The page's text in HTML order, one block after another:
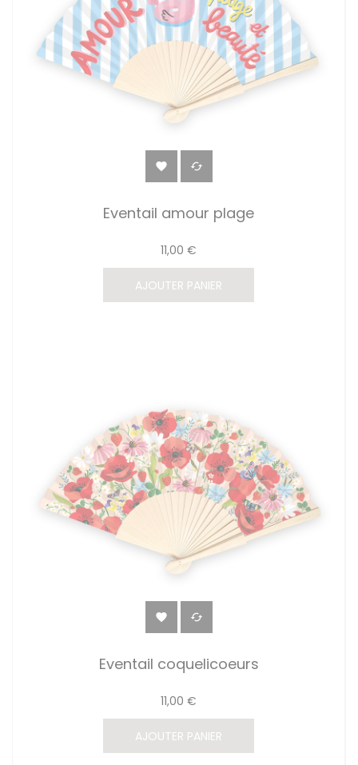
 
Eventail amour plage
11,00 €
AJOUTER PANIER
 
Eventail coquelicoeurs
11,00 €
AJOUTER PANIER